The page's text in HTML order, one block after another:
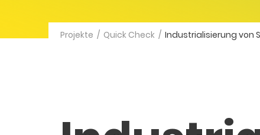
Projekte / Quick Check / Industrialisierung von